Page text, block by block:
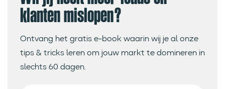
klanten mislopen?
Ontvang het gratis e-book waarin wij je al onze
tips & tricks leren om jouw markt te domineren in
slechts 60 dagen.